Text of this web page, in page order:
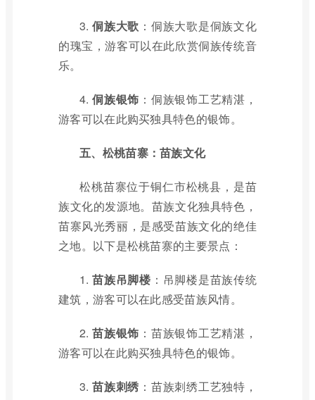
3.侗族大歌 ：侗族大歌是侗族文化
的瑰宝，游客可以在此欣赏侗族传统音
乐。
4.侗族银饰 ：侗族银饰工艺精湛，
游客可以在此购买独具特色的银饰。
五、松桃苗寨：苗族文化
松桃苗寨位于铜仁市松桃县，是苗
族文化的发源地。苗族文化独具特色，
苗寨风光秀丽，是感受苗族文化的绝佳
之地。以下是松桃苗寨的主要景点：
1.苗族吊脚楼 ：吊脚楼是苗族传统
建筑，游客可以在此感受苗族风情。
2.苗族银饰 ：苗族银饰工艺精湛，
游客可以在此购买独具特色的银饰。
3.苗族刺绣 ：苗族刺绣工艺独特，